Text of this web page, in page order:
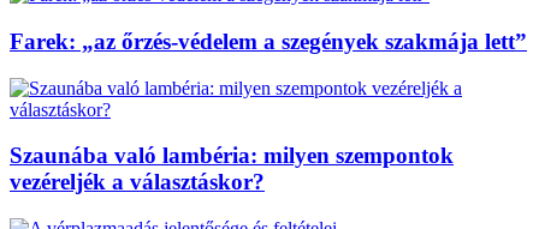
Farek: „az őrzés-védelem a szegények szakmája lett”
Szaunába való lambéria: milyen szempontok
vezéreljék a választáskor?